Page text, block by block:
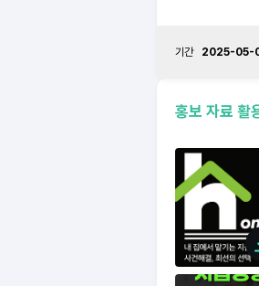
기간 2025-05-
홍보 자료 활